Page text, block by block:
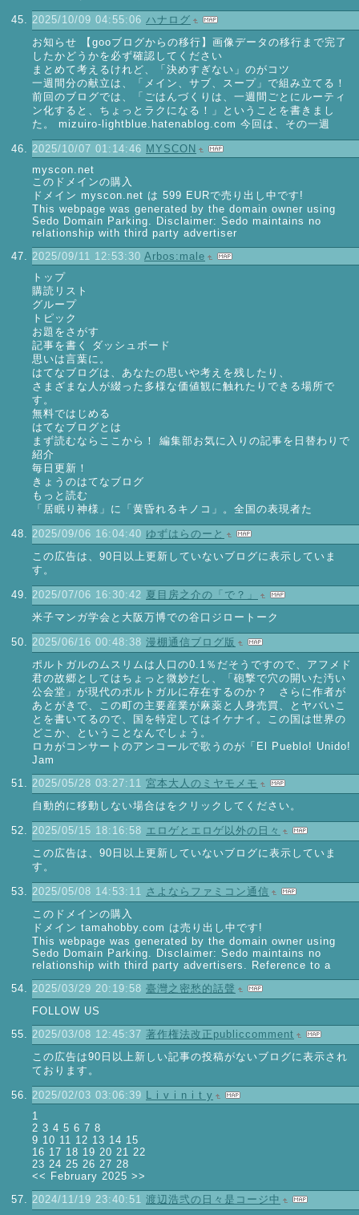
2025/10/09 04:55:06 ハナログ
お知らせ 【gooブログからの移行】画像データの移行まで完了
したかどうかを必ず確認してください
まとめて考えるけれど、「決めすぎない」のがコツ
一週間分の献立は、「メイン、サブ、スープ」で組み立てる！
前回のブログでは、「ごはんづくりは、一週間ごとにルーティ
ン化すると、ちょっとラクになる！」ということを書きまし
た。 mizuiro-lightblue.hatenablog.com 今回は、その一週
2025/10/07 01:14:46 MYSCON
myscon.net
このドメインの購入
ドメイン myscon.net は 599 EURで売り出し中です!
This webpage was generated by the domain owner using
Sedo Domain Parking. Disclaimer: Sedo maintains no
relationship with third party advertiser
2025/09/11 12:53:30 Arbos:male
トップ
購読リスト
グループ
トピック
お題をさがす
記事を書く ダッシュボード
思いは言葉に。
はてなブログは、あなたの思いや考えを残したり、
さまざまな人が綴った多様な価値観に触れたりできる場所で
す。
無料ではじめる
はてなブログとは
まず読むならここから！ 編集部お気に入りの記事を日替わりで
紹介
毎日更新！
きょうのはてなブログ
もっと読む
「居眠り神様」に「黄昏れるキノコ」。全国の表現者た
2025/09/06 16:04:40 ゆずはらのーと
この広告は、90日以上更新していないブログに表示していま
す。
2025/07/06 16:30:42 夏目房之介の「で？」
米子マンガ学会と大阪万博での谷口ジロートーク
2025/06/16 00:48:38 漫棚通信ブログ版
ポルトガルのムスリムは人口の0.1％だそうですので、アフメド
君の故郷としてはちょっと微妙だし、「砲撃で穴の開いた汚い
公会堂」が現代のポルトガルに存在するのか？ さらに作者が
あとがきで、この町の主要産業が麻薬と人身売買、とヤバいこ
とを書いてるので、国を特定してはイケナイ。この国は世界の
どこか、ということなんでしょう。
ロカがコンサートのアンコールで歌うのが「El Pueblo! Unido!
Jam
2025/05/28 03:27:11 宮本大人のミヤモメモ
自動的に移動しない場合はをクリックしてください。
2025/05/15 18:16:58 エロゲとエロゲ以外の日々
この広告は、90日以上更新していないブログに表示していま
す。
2025/05/08 14:53:11 さよならファミコン通信
このドメインの購入
ドメイン tamahobby.com は売り出し中です!
This webpage was generated by the domain owner using
Sedo Domain Parking. Disclaimer: Sedo maintains no
relationship with third party advertisers. Reference to a
2025/03/29 20:19:58 臺灣之密愁的話聲
FOLLOW US
2025/03/08 12:45:37 著作権法改正publiccomment
この広告は90日以上新しい記事の投稿がないブログに表示され
ております。
2025/02/03 03:06:39 L i v i n i t y
1
2 3 4 5 6 7 8
9 10 11 12 13 14 15
16 17 18 19 20 21 22
23 24 25 26 27 28
<< February 2025 >>
2024/11/19 23:40:51 渡辺浩弐の日々是コージ中